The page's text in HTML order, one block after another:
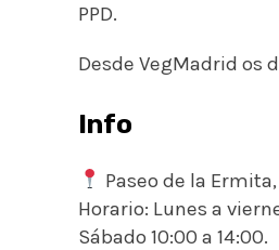
PPD.
Desde VegMadrid os
Info
Paseo de la
Horario: Lunes a
Sábado 10:00 a 14:00.